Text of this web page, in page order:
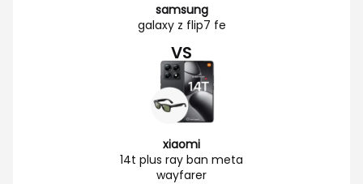
samsung
galaxy z flip7 fe
VS
xiaomi
14t plus ray ban meta
wayfarer